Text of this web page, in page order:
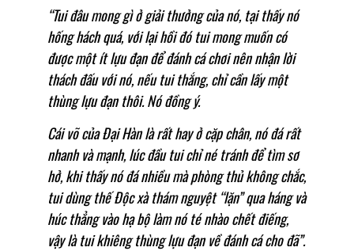
“Tui đâu mong gì ở giải thưởng của nó, tại thấy nó
hống hách quá, với lại hồi đó tui mong muốn có
được một ít lựu đạn để đánh cá chơi nên nhận lời
thách đấu với nó, nếu tui thắng, chỉ cần lấy một
thùng lựu đạn thôi. Nó đồng ý.
Cái võ của Đại Hàn là rất hay ở cặp chân, nó đá rất
nhanh và mạnh, lúc đầu tui chỉ né tránh để tìm sơ
hở, khi thấy nó đá nhiều mà phòng thủ không chắc,
tui dùng thế Độc xà thám nguyệt “lặn” qua háng và
húc thẳng vào hạ bộ làm nó té nhào chết điếng,
vậy là tui khiêng thùng lựu đạn về đánh cá cho đã”.